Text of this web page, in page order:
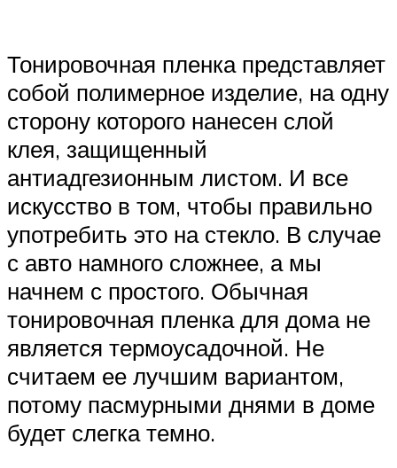
Тонировочная пленка представляет
собой полимерное изделие, на одну
сторону которого нанесен слой
клея, защищенный
антиадгезионным листом. И все
искусство в том, чтобы правильно
употребить это на стекло. В случае
с авто намного сложнее, а мы
начнем с простого. Обычная
тонировочная пленка для дома не
является термоусадочной. Не
считаем ее лучшим вариантом,
потому пасмурными днями в доме
будет слегка темно.